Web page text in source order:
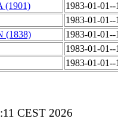
(1901)
1983-01-
1983-01-
(1838)
1983-01-
1983-01-
1983-01-
CEST 2026